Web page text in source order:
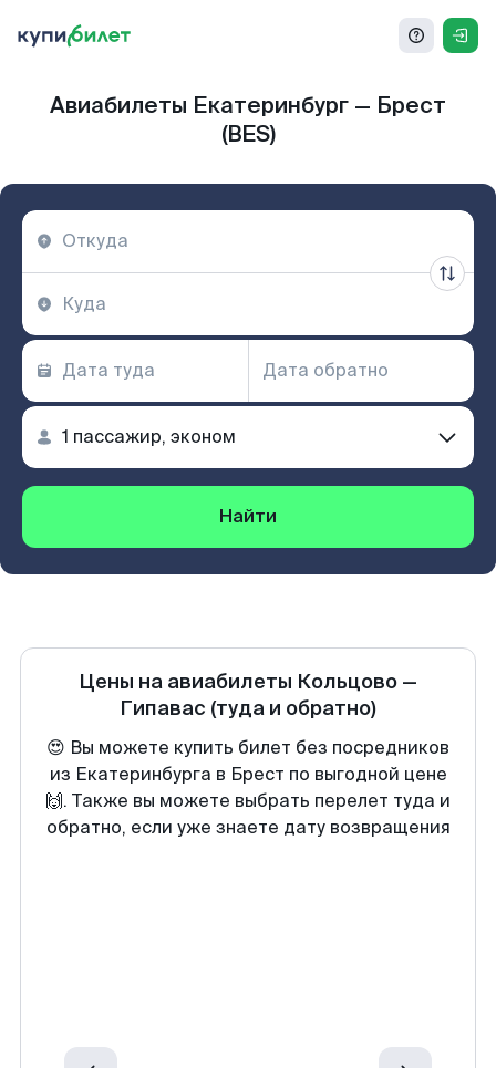
Авиабилеты Екатеринбург — Брест
(BES)
Найти
Цены на авиабилеты Кольцово —
Гипавас (туда и обратно)
😍 Вы можете купить билет без посредников
из Екатеринбурга в Брест по выгодной цене
🙌. Также вы можете выбрать перелет туда и
обратно, если уже знаете дату возвращения